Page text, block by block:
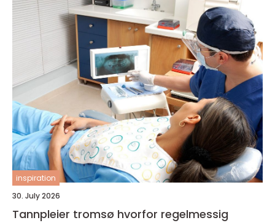
inspiration
30. July 2026
Tannpleier tromsø hvorfor regelmessig